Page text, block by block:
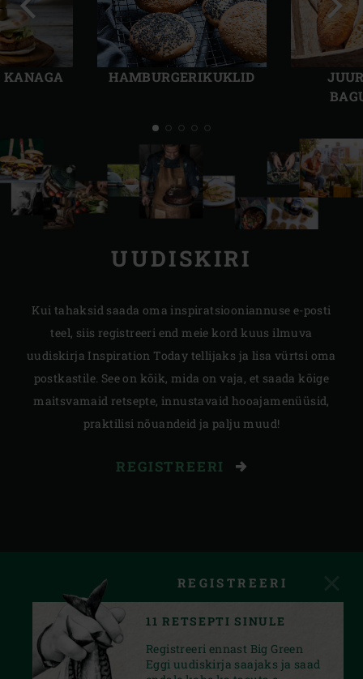
KANAGA HAMBURGERIKUKLID
Eelmine
slaid
slaid
UUDISKIRI
Kui tahaksid saada oma inspiratsiooniannuse e-posti
teel, siis registreeri end meie kord kuus ilmuva
uudiskirja Inspiration Today tellijaks ja lisa vürtsi oma
postkastile. See on kõik, mida on vaja, et saada kõige
maitsvamaid retsepte, innustavaid hooajamenüüsid,
praktilisi nõuandeid ja palju muud!
REGISTREERI
REGISTREERI
11 RETSEPTI SINULE
Registreeri ennast Big Green
Eggi uudiskirja saajaks ja saad